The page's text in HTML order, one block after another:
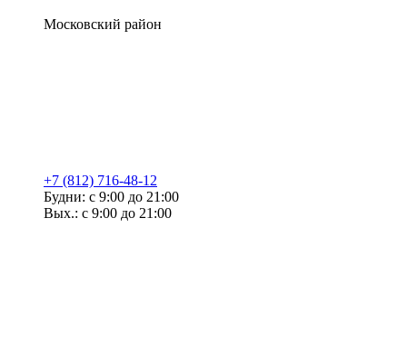
Московский район
+7 (812) 716-48-12
Будни: с 9:00 до 21:00
Вых.: с 9:00 до 21:00